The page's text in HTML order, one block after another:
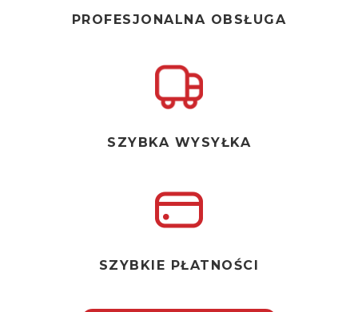
PROFESJONALNA OBSŁUGA
SZYBKA WYSYŁKA
SZYBKIE PŁATNOŚCI